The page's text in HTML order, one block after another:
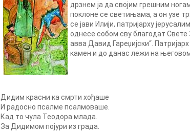
дрзнем ја да својим грешним
поклоне се светињама, а он узе
се јави Илији, патријарху
однесе собом сву благодат Свете
авва Давид Гареџијски“.
камен и до данас лежи на
Дидим красни ка смрти хођаше
И радосно псалме псалмоваше.
Кад то чула Теодора млада.
За Дидимом појури из града.